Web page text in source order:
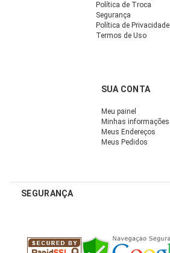
Política de Troca
Segurança
Política de Privacidade
Termos de Uso
SUA CONTA
Meu painel
Minhas informações
Meus Endereços
Meus Pedidos
SEGURANÇA